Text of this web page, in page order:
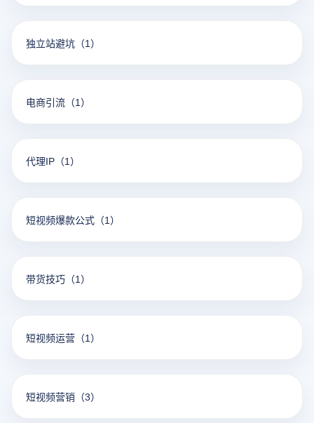
独立站避坑 （1）
电商引流 （1）
代理IP （1）
短视频爆款公式 （1）
带货技巧 （1）
短视频运营 （1）
短视频营销 （3）